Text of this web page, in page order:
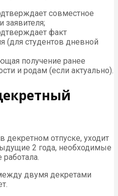
совместное
заявителя;
факт
(для студентов дневной
получение ранее
и родам (если актуально).
декретном отпуске, уходит
2 года, необходимые
двумя декретами